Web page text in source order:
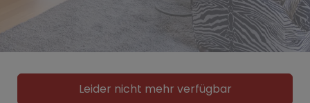
Leider nicht mehr verfügbar